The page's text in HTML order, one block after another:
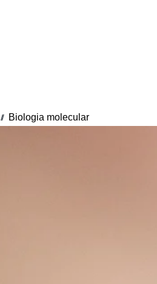
/// Biologia molecular